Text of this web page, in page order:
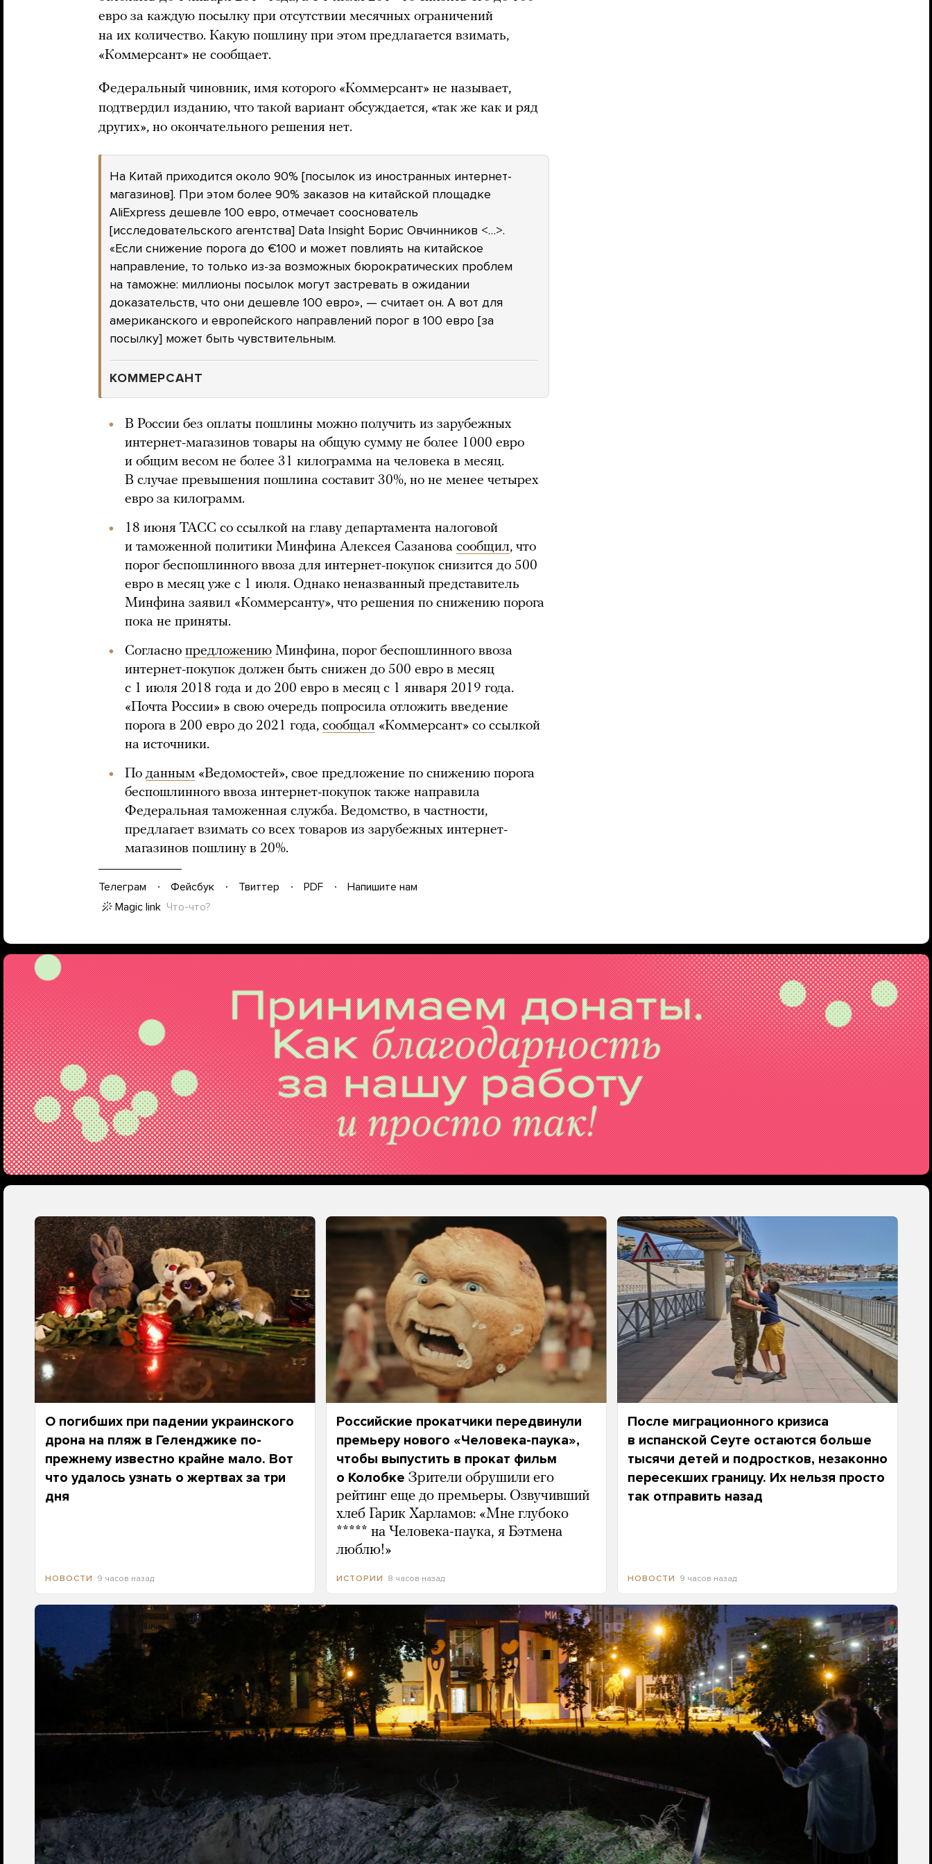
евро за каждую посылку при отсутствии месячных ограничений
на их количество. Какую пошлину при этом предлагается взимать,
«Коммерсант» не сообщает.
Федеральный чиновник, имя которого «Коммерсант» не называет,
подтвердил изданию, что такой вариант обсуждается, «так же как и ряд
других», но окончательного решения нет.
На Китай приходится около 90% [посылок из иностранных интернет-
магазинов]. При этом более 90% заказов на китайской площадке
AliExpress дешевле 100 евро, отмечает сооснователь
[исследовательского агентства] Data Insight Борис Овчинников <…>.
«Если снижение порога до €100 и может повлиять на китайское
направление, то только из-за возможных бюрократических проблем
на таможне: миллионы посылок могут застревать в ожидании
доказательств, что они дешевле 100 евро», — считает он. А вот для
американского и европейского направлений порог в 100 евро [за
посылку] может быть чувствительным.
КОММЕРСАНТ
В России без оплаты пошлины можно получить из зарубежных
интернет-магазинов товары на общую сумму не более 1000 евро
и общим весом не более 31 килограмма на человека в месяц.
В случае превышения пошлина составит 30%, но не менее четырех
евро за килограмм.
18 июня ТАСС со ссылкой на главу департамента налоговой
и таможенной политики Минфина Алексея Сазанова сообщил, что
порог беспошлинного ввоза для интернет-покупок снизится до 500
евро в месяц уже с 1 июля. Однако неназванный представитель
Минфина заявил «Коммерсанту», что решения по снижению порога
пока не приняты.
Согласно предложению Минфина, порог беспошлинного ввоза
интернет-покупок должен быть снижен до 500 евро в месяц
с 1 июля 2018 года и до 200 евро в месяц с 1 января 2019 года.
«Почта России» в свою очередь попросила отложить введение
порога в 200 евро до 2021 года, сообщал «Коммерсант» со ссылкой
на источники.
По данным «Ведомостей», свое предложение по снижению порога
беспошлинного ввоза интернет-покупок также направила
Федеральная таможенная служба. Ведомство, в частности,
предлагает взимать со всех товаров из зарубежных интернет-
магазинов пошлину в 20%.
Телеграм Фейсбук Твиттер PDF
Напишите нам
Magic link Что-что?
О погибших при падении украинского
дрона на пляж в Геленджике по-
прежнему известно крайне мало. Вот
что удалось узнать о жертвах за три
дня
НОВОСТИ 9 часов назад
Российские прокатчики передвинули
премьеру нового «Человека-паука»,
чтобы выпустить в прокат фильм
о Колобке Зрители обрушили его
рейтинг еще до премьеры. Озвучивший
хлеб Гарик Харламов: «Мне глубоко
***** на Человека-паука, я Бэтмена
люблю!»
ИСТОРИИ 8 часов назад
После миграционного кризиса
в испанской Сеуте остаются больше
тысячи детей и подростков, незаконно
пересекших границу. Их нельзя просто
так отправить назад
НОВОСТИ 9 часов назад